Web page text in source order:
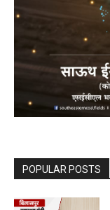
POPULAR POSTS